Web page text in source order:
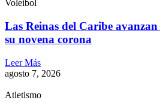
Voleibol
Las Reinas del Caribe
su novena corona
Leer Más
agosto 7, 2026
Atletismo